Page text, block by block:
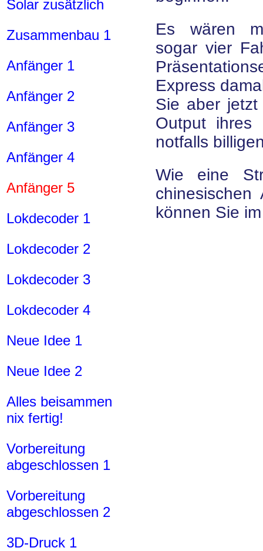
Solar zusätzlich
Zusammenbau 1
Anfänger 1
Anfänger 2
Anfänger 3
Anfänger 4
Anfänger 5
Lokdecoder 1
Lokdecoder 2
Lokdecoder 3
Lokdecoder 4
Neue Idee 1
Neue Idee 2
Alles beisammen
nix fertig!
Vorbereitung
abgeschlossen 1
Vorbereitung
abgeschlossen 2
3D-Druck 1
Es wären
sogar vier
Express
Sie aber
Output ihres
notfalls
Wie eine
chinesischen
können Sie